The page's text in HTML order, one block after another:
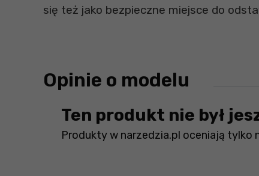
się też jako bezpieczne miejsce do
Opinie o modelu
Ten produkt nie był
Produkty w narzedzia.pl oceniają tylko